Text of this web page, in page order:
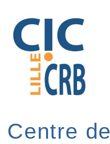
passer
contenu
Centre de